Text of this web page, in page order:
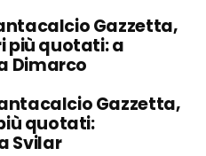
Gazzetta,
più quotati: a
Dimarco
Gazzetta,
quotati:
Svilar